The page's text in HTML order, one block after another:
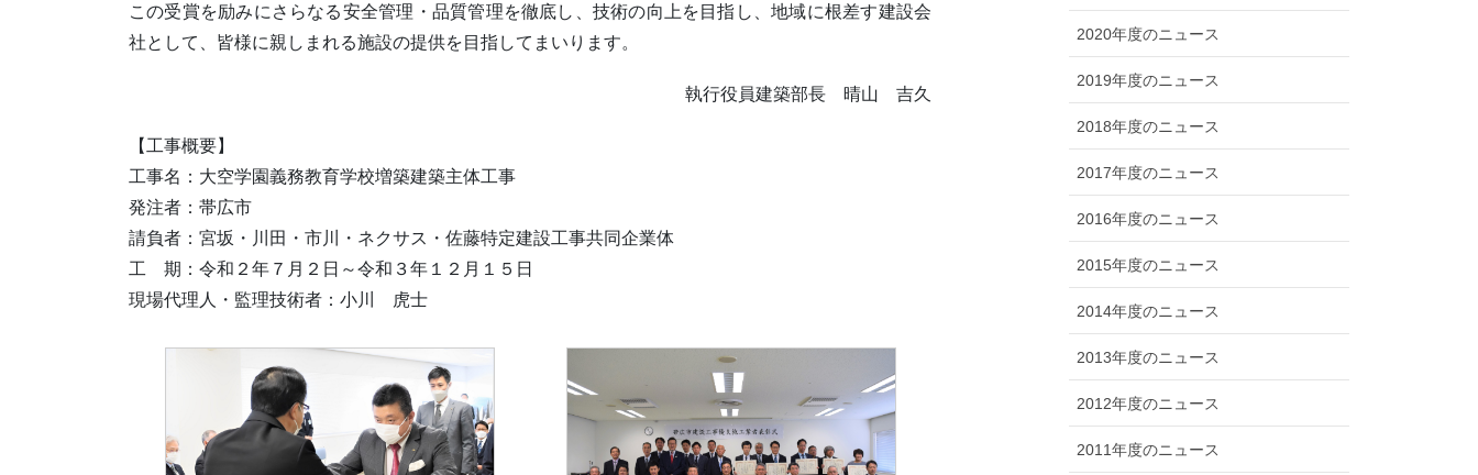
この受賞を励みにさらなる安全管理・品質管理を徹底し、技術の向上を目指し、地域に根差す建設会
社として、皆様に親しまれる施設の提供を目指してまいります。
執行役員建築部長 晴山 吉久
【工事概要】
工事名：大空学園義務教育学校増築建築主体工事
発注者：帯広市
請負者：宮坂・川田・市川・ネクサス・佐藤特定建設工事共同企業体
工 期：令和２年７月２日～令和３年１２月１５日
現場代理人・監理技術者：小川 虎士
2020年度のニュース
2019年度のニュース
2018年度のニュース
2017年度のニュース
2016年度のニュース
2015年度のニュース
2014年度のニュース
2013年度のニュース
2012年度のニュース
2011年度のニュース